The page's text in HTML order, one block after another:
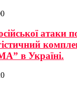
атаки
в Україні.